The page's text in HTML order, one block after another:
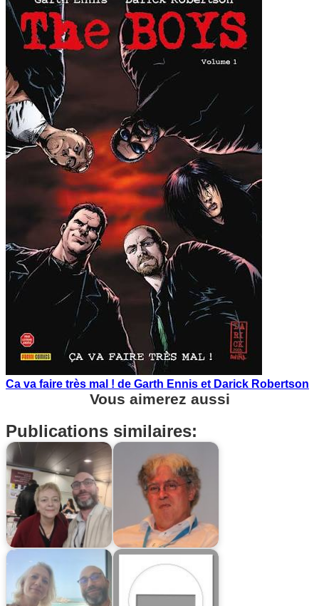
Ca va faire très mal ! de Garth Ennis et Darick Robertson
Vous aimerez aussi
Publications similaires: